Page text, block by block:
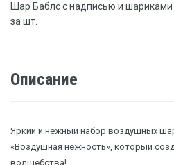
Шар Баблс с надписью и шариками
за шт.
Описание
Яркий и нежный набор воздушных
«Воздушная нежность», который
волшебства!